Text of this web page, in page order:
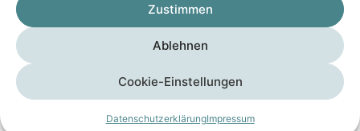
Zustimmen
Ablehnen
Cookie-Einstellungen
DatenschutzerklärungImpressum
am Traunsee, Österreich